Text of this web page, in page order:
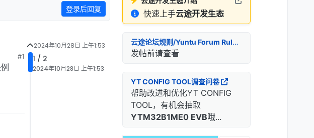
登录后回复
#1
2024年10月28日 上午1:53
1 / 2
2024年10月28日 上午1:53
快速上手云途开发生态
云途论坛规则/Yuntu Forum Rules
发帖前请查看
YT CONFIG TOOL调查问卷
帮助改进和优化YT CONFIG
TOOL，有机会抽取
YTM32B1ME0 EVB哦...